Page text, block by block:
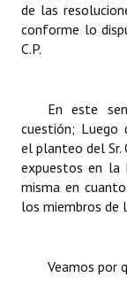
de las
conforme lo
C.P.
En este
cuestión; Luego
el planteo del Sr.
expuestos en la
misma en
los miembros de
Veamos por